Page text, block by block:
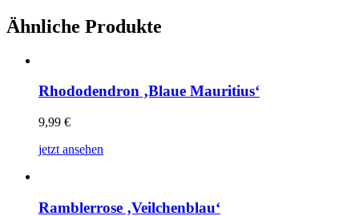
Ähnliche Produkte
Rhododendron ‚Blaue Mauritius‘
9,99 €
jetzt ansehen
Ramblerrose ‚Veilchenblau‘